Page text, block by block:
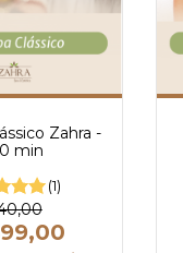
Zahra -
min
(1)